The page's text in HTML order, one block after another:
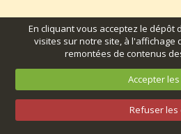
En cliquant vous acceptez le dépôt
visites sur notre site, à l'affichage
remontées de contenus
Accepter
Refuser les